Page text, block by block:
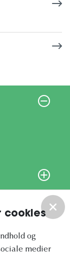
cookies
og
medier